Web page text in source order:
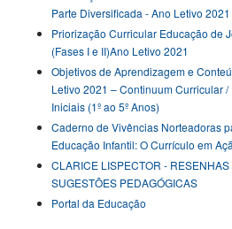
Parte Diversificada - Ano Letivo 2021
Priorização Curricular Educação de
(Fases I e II)Ano Letivo 2021
Objetivos de Aprendizagem e
Letivo 2021 – Continuum Curricular
Iniciais (1º ao 5º Anos)
Caderno de Vivências Norteadoras
Educação Infantil: O Currículo em
CLARICE LISPECTOR -
SUGESTÕES PEDAGÓGICAS
Portal da Educação